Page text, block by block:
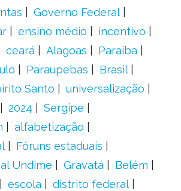
Governo Federal
ensino médio
incentivo
ceará Alagoas
Paraíba
Paraupebas
Brasil
Santo
universalização
2024
Sergipe
alfabetização
Fóruns estaduais
Undime
Gravatá
Belém
escola
distrito federal